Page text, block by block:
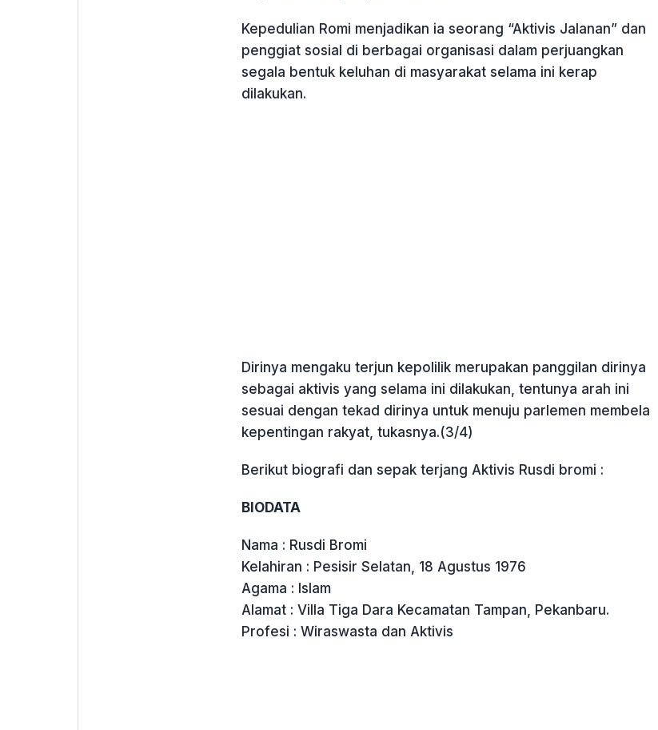
Kepedulian Romi menjadikan ia seorang “Aktivis Jalanan” dan
penggiat sosial di berbagai organisasi dalam perjuangkan
segala bentuk keluhan di masyarakat selama ini kerap
dilakukan.
Dirinya mengaku terjun kepolilik merupakan panggilan dirinya
sebagai aktivis yang selama ini dilakukan, tentunya arah ini
sesuai dengan tekad dirinya untuk menuju parlemen membela
kepentingan rakyat, tukasnya.(3/4)
Berikut biografi dan sepak terjang Aktivis Rusdi bromi :
BIODATA
Nama : Rusdi Bromi
Kelahiran : Pesisir Selatan, 18 Agustus 1976
Agama : Islam
Alamat : Villa Tiga Dara Kecamatan Tampan, Pekanbaru.
Profesi : Wiraswasta dan Aktivis